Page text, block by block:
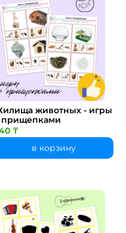
животных - игры
прищепками
₸
в корзину